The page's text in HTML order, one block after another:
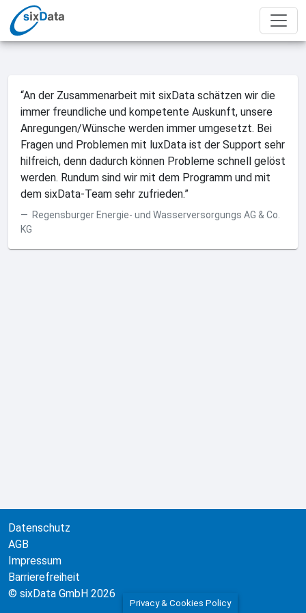
“An der Zusammenarbeit mit sixData schätzen wir die
immer freundliche und kompetente Auskunft, unsere
Anregungen/Wünsche werden immer umgesetzt. Bei
Fragen und Problemen mit luxData ist der Support sehr
hilfreich, denn dadurch können Probleme schnell gelöst
werden. Rundum sind wir mit dem Programm und mit
dem sixData-Team sehr zufrieden.”
Regensburger Energie- und Wasserversorgungs AG & Co.
KG
Datenschutz
AGB
Impressum
Barrierefreiheit
© sixData GmbH 2026
Privacy & Cookies Policy